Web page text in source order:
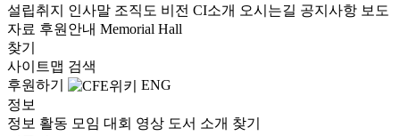
설립취지 인사말 조직도 비전 CI소개 오시는길 공지사항 보도
자료 후원안내 Memorial Hall
찾기
사이트맵 검색
후원하기
ENG
정보
정보 활동 모임 대회 영상 도서 소개 찾기